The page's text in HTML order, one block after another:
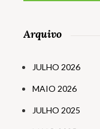
Arquivo
JULHO 2026
MAIO 2026
JULHO 2025